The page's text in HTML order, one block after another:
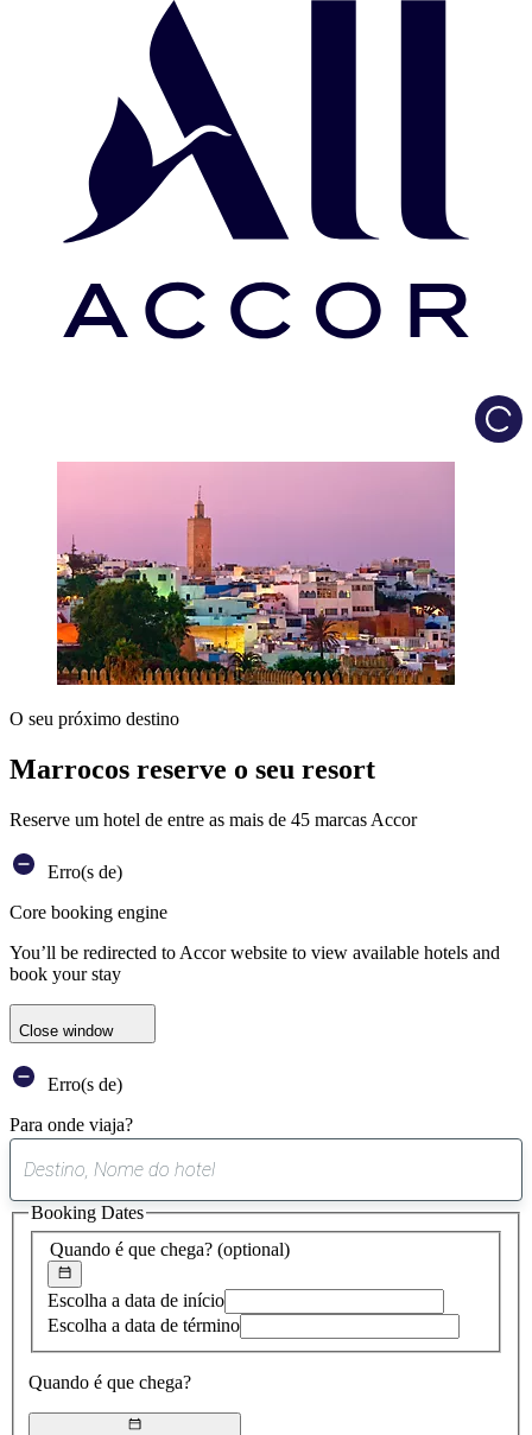
O seu próximo destino
Marrocos reserve o seu resort
Reserve um hotel de entre as mais de 45 marcas Accor
Erro(s de)
Core booking engine
You’ll be redirected to Accor website to view available hotels and
book your stay
Close window
Erro(s de)
Para onde viaja?
sugestão
encontrada
Quando é que chega? (optional)
Escolha a data de início
Escolha a data de término
Quando é que chega?
Booking Dates